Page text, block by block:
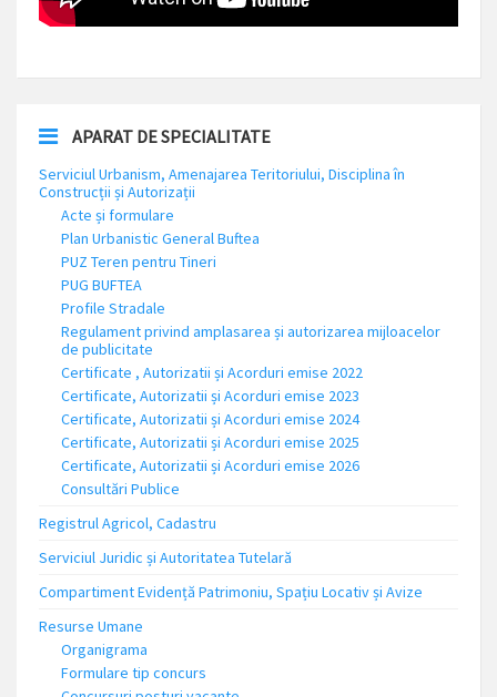
APARAT DE SPECIALITATE
Serviciul Urbanism, Amenajarea Teritoriului, Disciplina în
Construcții și Autorizații
Acte și formulare
Plan Urbanistic General Buftea
PUZ Teren pentru Tineri
PUG BUFTEA
Profile Stradale
Regulament privind amplasarea și autorizarea mijloacelor
de publicitate
Certificate , Autorizatii și Acorduri emise 2022
Certificate, Autorizatii și Acorduri emise 2023
Certificate, Autorizatii și Acorduri emise 2024
Certificate, Autorizatii și Acorduri emise 2025
Certificate, Autorizatii și Acorduri emise 2026
Consultări Publice
Registrul Agricol, Cadastru
Serviciul Juridic și Autoritatea Tutelară
Compartiment Evidență Patrimoniu, Spațiu Locativ și Avize
Resurse Umane
Organigrama
Formulare tip concurs